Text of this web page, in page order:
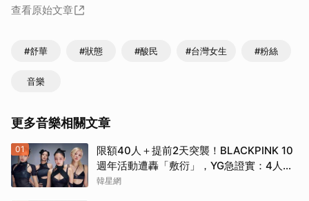
查看原始文章
#舒華 #狀態 #酸民 #台灣女生 #粉絲
音樂
更多音樂相關文章
01
限額40人＋提前2天突襲！BLACKPINK 10
週年活動遭轟「敷衍」，YG急證實：4人確
定完全體出席
韓星網